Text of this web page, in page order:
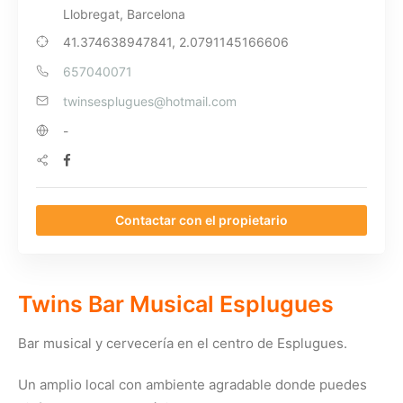
Llobregat, Barcelona
41.374638947841, 2.0791145166606
657040071
twinsesplugues@hotmail.com
-
Contactar con el propietario
Twins Bar Musical Esplugues
Bar musical y cervecería en el centro de Esplugues.
Un amplio local con ambiente agradable donde puedes